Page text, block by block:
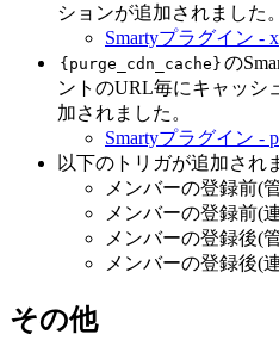
ションが追加されました。
Smartyプラグイン -
{purge_cdn_cache} の
ントのURL毎にキャッシ
加されました。
Smartyプラグイン -
以下のトリガが追加され
メンバーの登録前(
メンバーの登録前(
メンバーの登録後(
メンバーの登録後(
その他